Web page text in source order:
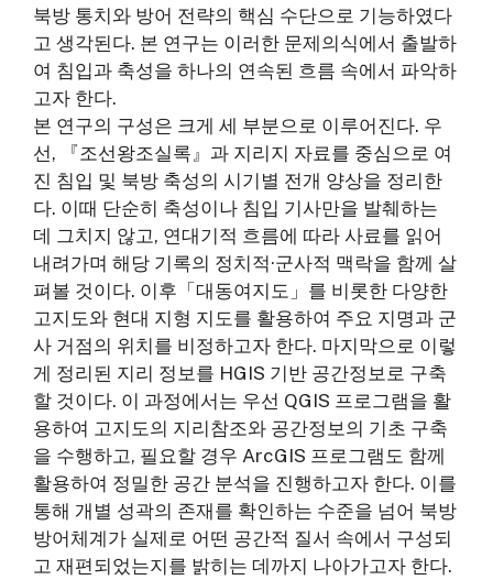
북방 통치와 방어 전략의 핵심 수단으로 기능하였다
고 생각된다. 본 연구는 이러한 문제의식에서 출발하
여 침입과 축성을 하나의 연속된 흐름 속에서 파악하
고자 한다.
본 연구의 구성은 크게 세 부분으로 이루어진다. 우
선, 『조선왕조실록』과 지리지 자료를 중심으로 여
진 침입 및 북방 축성의 시기별 전개 양상을 정리한
다. 이때 단순히 축성이나 침입 기사만을 발췌하는
데 그치지 않고, 연대기적 흐름에 따라 사료를 읽어
내려가며 해당 기록의 정치적·군사적 맥락을 함께 살
펴볼 것이다. 이후「대동여지도」를 비롯한 다양한
고지도와 현대 지형 지도를 활용하여 주요 지명과 군
사 거점의 위치를 비정하고자 한다. 마지막으로 이렇
게 정리된 지리 정보를 HGIS 기반 공간정보로 구축
할 것이다. 이 과정에서는 우선 QGIS 프로그램을 활
용하여 고지도의 지리참조와 공간정보의 기초 구축
을 수행하고, 필요할 경우 ArcGIS 프로그램도 함께
활용하여 정밀한 공간 분석을 진행하고자 한다. 이를
통해 개별 성곽의 존재를 확인하는 수준을 넘어 북방
방어체계가 실제로 어떤 공간적 질서 속에서 구성되
고 재편되었는지를 밝히는 데까지 나아가고자 한다.